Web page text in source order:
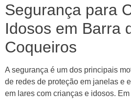
Segurança para
Idosos em Barra
Coqueiros
A segurança é um dos principais
de redes de proteção em janelas e
em lares com crianças e idosos.